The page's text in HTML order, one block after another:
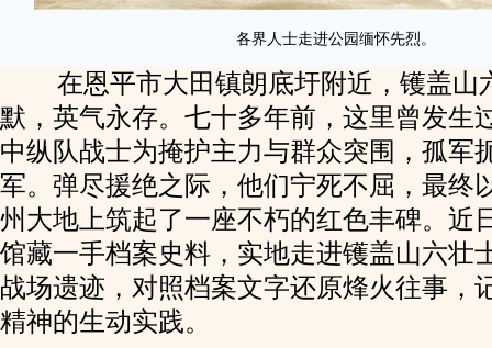
各界人士走进公园缅怀先烈。
在恩平市大田镇朗底圩附近，镬盖山
默，英气永存。七十多年前，这里曾发
中纵队战士为掩护主力与群众突围，孤军
军。弹尽援绝之际，他们宁死不屈，最终
州大地上筑起了一座不朽的红色丰碑。近
馆藏一手档案史料，实地走进镬盖山六壮
战场遗迹，对照档案文字还原烽火往事，
精神的生动实践。